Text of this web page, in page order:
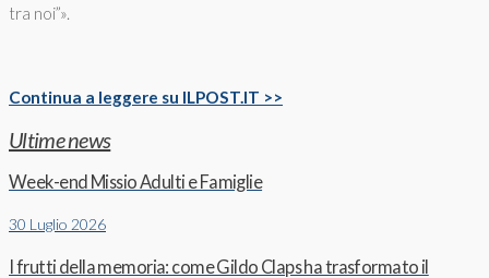
tra noi”».
Continua a leggere su ILPOST.IT >>
Ultime news
Week-end Missio Adulti e Famiglie
30 Luglio 2026
I frutti della memoria: come Gildo Claps ha trasformato il